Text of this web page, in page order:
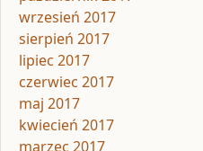
wrzesień 2017
sierpień 2017
lipiec 2017
czerwiec 2017
maj 2017
kwiecień 2017
marzec 2017